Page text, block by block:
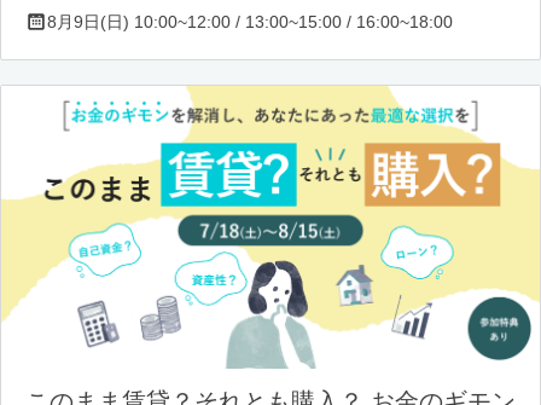
8月9日(日) 10:00~12:00 / 13:00~15:00 / 16:00~18:00